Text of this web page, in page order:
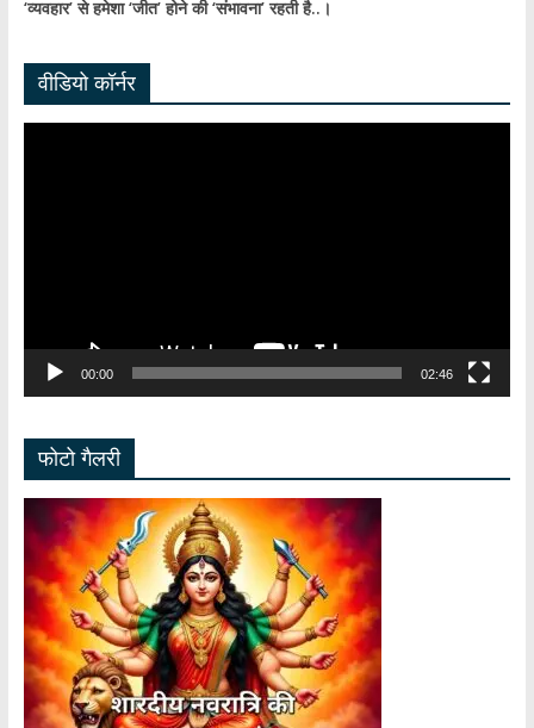
‘व्यवहार’ से हमेशा ‘जीत’ होने की ‘संभावना’ रहती है..।
वीडियो कॉर्नर
00:00 02:46
फोटो गैलरी